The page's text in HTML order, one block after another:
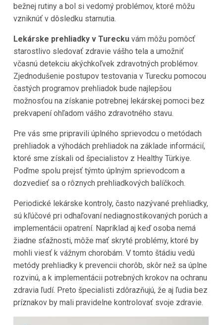
bežnej rutiny a bol si vedomý problémov, ktoré môžu
vzniknúť v dôsledku starnutia.
Lekárske prehliadky v Tureckuvám môžu pomôcť
starostlivo sledovať zdravie vášho tela a umožniť
včasnú detekciu akýchkoľvek zdravotných problémov.
Zjednodušenie postupov testovania v Turecku pomocou
častých programov prehliadok bude najlepšou
možnosťou na získanie potrebnej lekárskej pomoci bez
prekvapení ohľadom vášho zdravotného stavu.
Pre vás sme pripravili úplného sprievodcu o metódach
prehliadok a výhodách prehliadok na základe informácií,
ktoré sme získali od špecialistov z Healthy Türkiye.
Poďme spolu prejsť týmto úplným sprievodcom a
dozvedieť sa o rôznych prehliadkových balíčkoch.
Periodické lekárske kontroly, často nazývané prehliadky,
sú kľúčové pri odhaľovaní nediagnostikovaných porúch a
implementácii opatrení. Napríklad aj keď osoba nemá
žiadne sťažnosti, môže mať skryté problémy, ktoré by
mohli viesť k vážnym chorobám. V tomto štádiu vedú
metódy prehliadky k prevencii chorôb, skôr než sa úplne
rozvinú, a k implementácii potrebných krokov na ochranu
zdravia ľudí. Preto špecialisti zdôrazňujú, že aj ľudia bez
príznakov by mali pravidelne kontrolovať svoje zdravie.